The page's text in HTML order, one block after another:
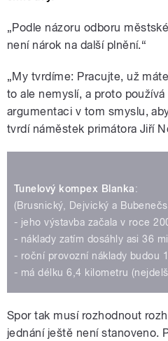
„Podle názoru odboru
není nárok na další plnění.“
„My tvrdíme: Pracujte, už
to ale nemyslí, a proto
argumentaci v tom smyslu,
tvrdí náměstek primátora Jiří
Tunelový kompex Blanka:
(Brusnický, Dejvický a
- jeho výstavba začala v roce
- náklady zatím dosáhly asi 36
- roční provozní náklady budou
- má délku 6,4 kilometru
Spor tak musí rozhodnout
jednání ještě není stanoveno.